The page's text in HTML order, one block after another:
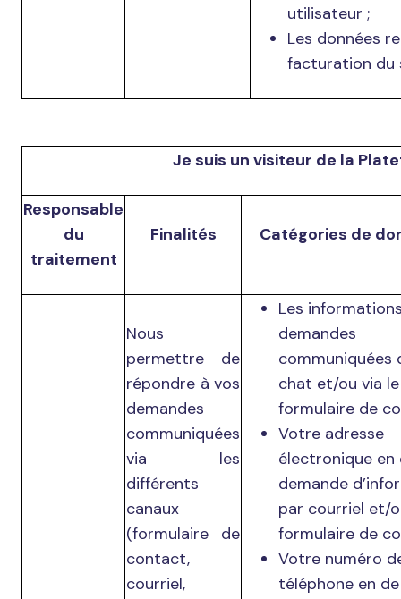
utilisateur ;
Les données
facturation du
Je suis un visiteur de la
Responsable
du
traitement
Finalités Catégories de
Nous
permettre de
répondre à vos
demandes
communiquées
via les
différents
canaux
(formulaire de
contact,
courriel,
Les
demandes
communiquées
chat et/ou via le
formulaire de
Votre adresse
électronique en
demande
par courriel et/
formulaire de
Votre numéro
téléphone en de